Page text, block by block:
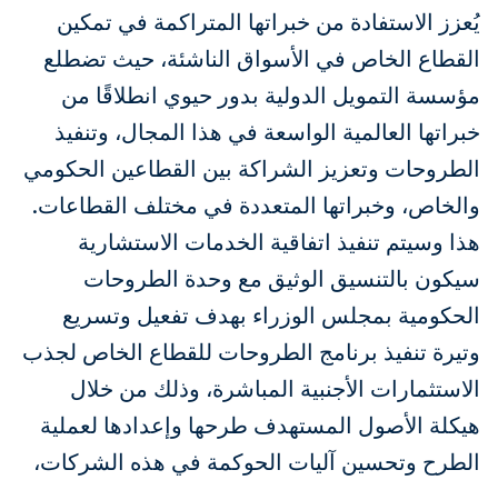
يُعزز الاستفادة من خبراتها المتراكمة في تمكين
القطاع الخاص في الأسواق الناشئة، حيث تضطلع
مؤسسة التمويل الدولية بدور حيوي انطلاقًا من
خبراتها العالمية الواسعة في هذا المجال، وتنفيذ
الطروحات وتعزيز الشراكة بين القطاعين الحكومي
والخاص، وخبراتها المتعددة في مختلف القطاعات.
هذا وسيتم تنفيذ اتفاقية الخدمات الاستشارية
سيكون بالتنسيق الوثيق مع وحدة الطروحات
الحكومية بمجلس الوزراء بهدف تفعيل وتسريع
وتيرة تنفيذ برنامج الطروحات للقطاع الخاص لجذب
الاستثمارات الأجنبية المباشرة، وذلك من خلال
هيكلة الأصول المستهدف طرحها وإعدادها لعملية
الطرح وتحسين آليات الحوكمة في هذه الشركات،